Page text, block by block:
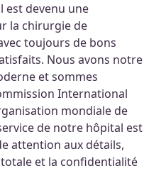
est devenu une
la chirurgie de
toujours de bons
Nous avons notre
et sommes
International
mondiale de
de notre hôpital est
attention aux détails,
et la confidentialité